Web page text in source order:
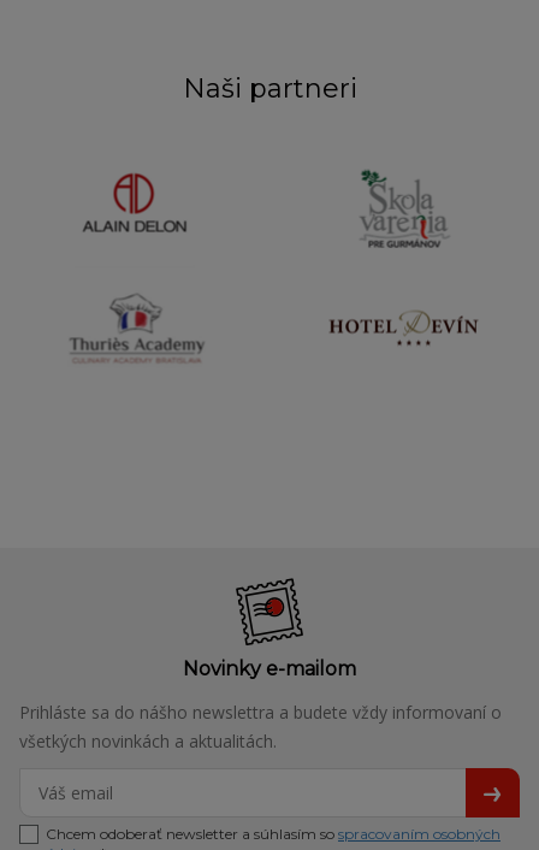
Naši partneri
Novinky e-mailom
Prihláste sa do nášho newslettra a budete vždy informovaní o
všetkých novinkách a aktualitách.
Chcem odoberať newsletter a súhlasím so spracovaním osobných